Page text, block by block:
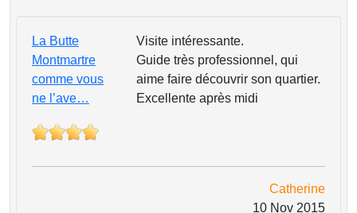
La Butte
Montmartre
comme vous
ne l’ave…
Visite intéressante.
Guide très professionnel, qui
aime faire découvrir son quartier.
Excellente après midi
Catherine
10 Nov 2015